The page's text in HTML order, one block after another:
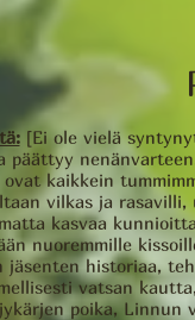
[Ei ole vielä
päättyy
ovat kaikkein
vilkas ja
kasvaa
nuoremmille
historiaa,
vatsan
poika, Linnun